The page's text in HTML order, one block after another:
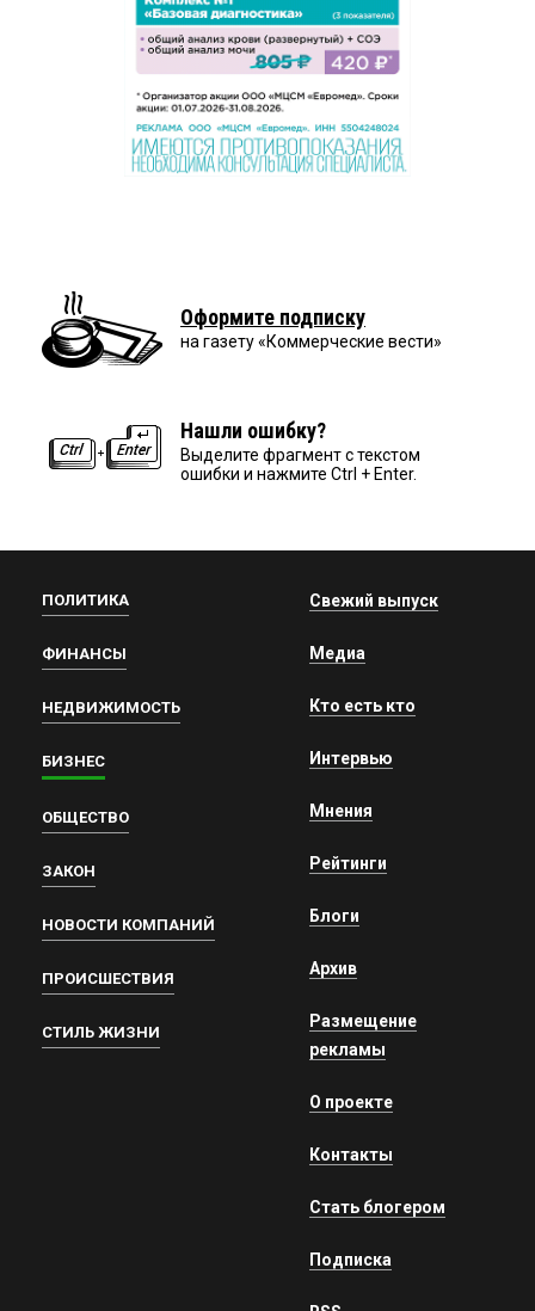
Оформите подписку
на газету «Коммерческие вести»
Нашли ошибку?
Выделите фрагмент с текстом
ошибки и нажмите Ctrl + Enter.
ПОЛИТИКА
ФИНАНСЫ
НЕДВИЖИМОСТЬ
БИЗНЕС
ОБЩЕСТВО
ЗАКОН
НОВОСТИ КОМПАНИЙ
ПРОИСШЕСТВИЯ
СТИЛЬ ЖИЗНИ
Свежий выпуск
Медиа
Кто есть кто
Интервью
Мнения
Рейтинги
Блоги
Архив
Размещение
рекламы
О проекте
Контакты
Стать блогером
Подписка